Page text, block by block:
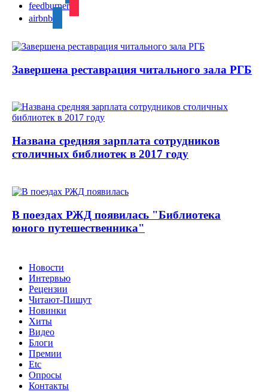
feedburner
airbnb
Завершена реставрация читального зала РГБ
Названа средняя зарплата сотрудников
столичных библиотек в 2017 году
В поездах РЖД появилась "Библиотека
юного путешественника"
Новости
Интервью
Рецензии
Читают-Пишут
Новинки
Хиты
Видео
Блоги
Премии
Etc
Опросы
Контакты